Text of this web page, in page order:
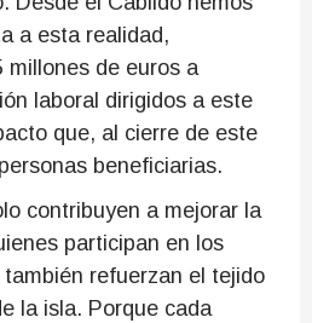
a esta realidad,
millones de euros a
laboral dirigidos a este
que, al cierre de este
beneficiarias.
contribuyen a mejorar la
participan en los
refuerzan el tejido
la isla. Porque cada